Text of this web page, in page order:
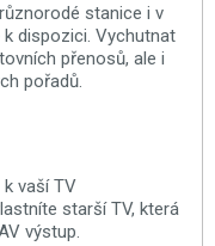
stanice i v
k dispozici. Vychutnat
přenosů, ale i
pořadů.
vaší TV
starší TV, která
výstup.